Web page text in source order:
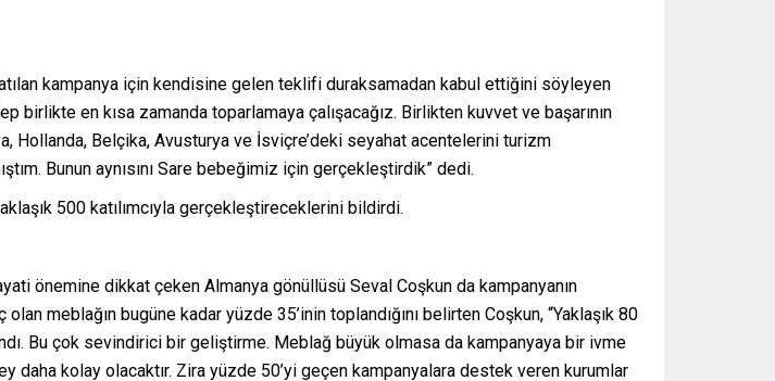
kampanya için kendisine gelen teklifi duraksamadan kabul ettiğini söyleyen
birlikte en kısa zamanda toparlamaya çalışacağız. Birlikten kuvvet ve başarının
Hollanda, Belçika, Avusturya ve İsviçre’deki seyahat acentelerini turizm
Bunun aynısını Sare bebeğimiz için gerçekleştirdik” dedi.
500 katılımcıyla gerçekleştireceklerini bildirdi.
önemine dikkat çeken Almanya gönüllüsü Seval Coşkun da kampanyanın
meblağın bugüne kadar yüzde 35’inin toplandığını belirten Coşkun, “Yaklaşık 80
Bu çok sevindirici bir geliştirme. Meblağ büyük olmasa da kampanyaya bir ivme
daha kolay olacaktır. Zira yüzde 50’yi geçen kampanyalara destek veren kurumlar